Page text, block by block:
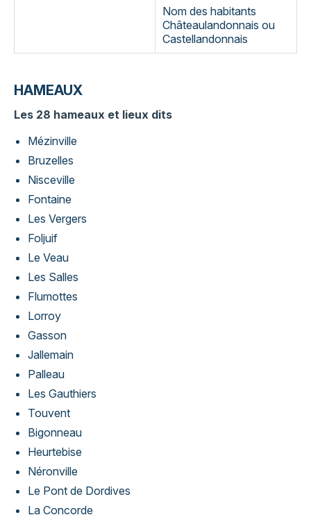
Nom des habitants
Châteaulandonnais ou
Castellandonnais
HAMEAUX
Les 28 hameaux et lieux dits
Mézinville
Bruzelles
Nisceville
Fontaine
Les Vergers
Foljuif
Le Veau
Les Salles
Flumottes
Lorroy
Gasson
Jallemain
Palleau
Les Gauthiers
Touvent
Bigonneau
Heurtebise
Néronville
Le Pont de Dordives
La Concorde